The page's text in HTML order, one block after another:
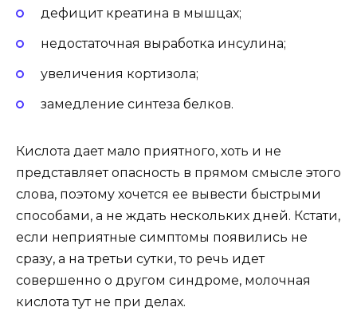
дефицит креатина в мышцах;
недостаточная выработка инсулина;
увеличения кортизола;
замедление синтеза белков.
Кислота дает мало приятного, хоть и не
представляет опасность в прямом смысле этого
слова, поэтому хочется ее вывести быстрыми
способами, а не ждать нескольких дней. Кстати,
если неприятные симптомы появились не
сразу, а на третьи сутки, то речь идет
совершенно о другом синдроме, молочная
кислота тут не при делах.